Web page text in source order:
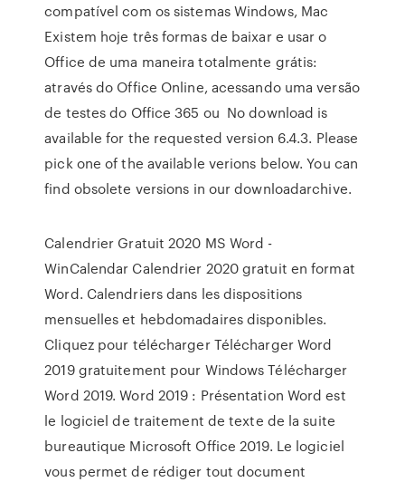
compatível com os sistemas Windows, Mac
Existem hoje três formas de baixar e usar o
Office de uma maneira totalmente grátis:
através do Office Online, acessando uma versão
de testes do Office 365 ou No download is
available for the requested version 6.4.3. Please
pick one of the available verions below. You can
find obsolete versions in our downloadarchive.
Calendrier Gratuit 2020 MS Word -
WinCalendar Calendrier 2020 gratuit en format
Word. Calendriers dans les dispositions
mensuelles et hebdomadaires disponibles.
Cliquez pour télécharger Télécharger Word
2019 gratuitement pour Windows Télécharger
Word 2019. Word 2019 : Présentation Word est
le logiciel de traitement de texte de la suite
bureautique Microsoft Office 2019. Le logiciel
vous permet de rédiger tout document